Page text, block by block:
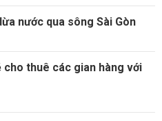
nước qua sông Sài Gòn
cho thuê các gian hàng với